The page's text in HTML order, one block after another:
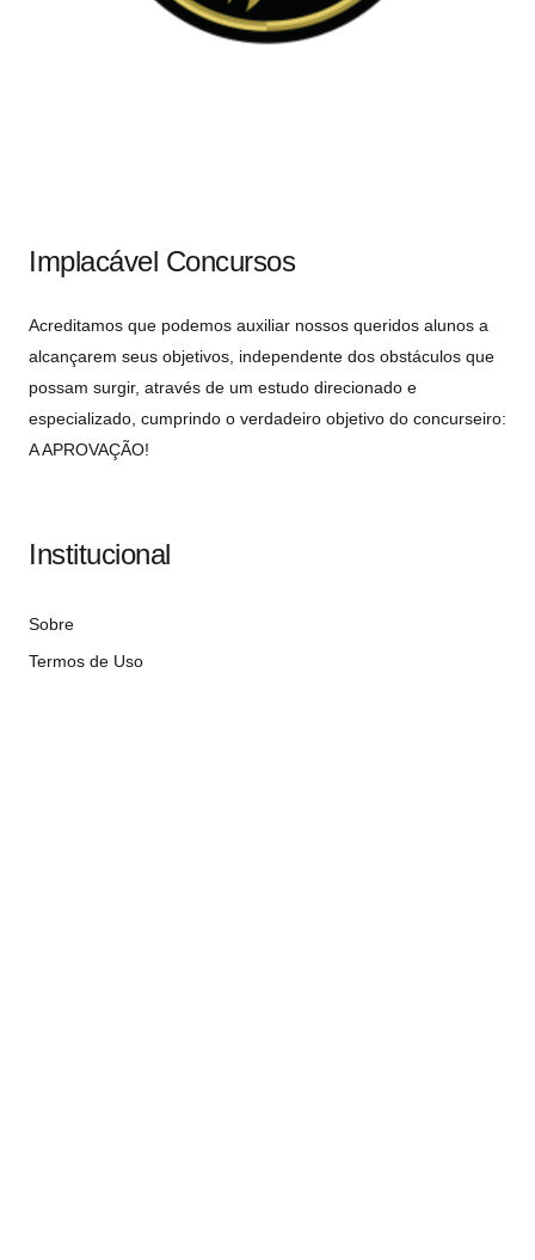
Implacável Concursos
Acreditamos que podemos auxiliar nossos queridos alunos a
alcançarem seus objetivos, independente dos obstáculos que
possam surgir, através de um estudo direcionado e
especializado, cumprindo o verdadeiro objetivo do concurseiro:
A APROVAÇÃO!
Institucional
Sobre
Termos de Uso